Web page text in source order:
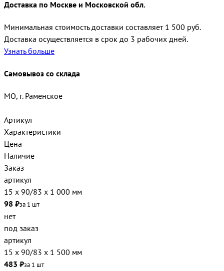
Доставка по Москве и Московской обл.
Минимальная стоимость доставки составляет 1 500 руб.
Доставка осуществляется в срок до 3 рабочих дней.
Узнать больше
Самовывоз со склада
МО, г. Раменское
Артикул
Характеристики
Цена
Наличие
Заказ
артикул
15 х 90/83 х 1 000 мм
98 ₽за 1 шт
нет
под заказ
артикул
15 х 90/83 х 1 500 мм
483 ₽за 1 шт